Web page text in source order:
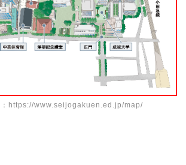
：https://www.seijogakuen.ed.jp/map/